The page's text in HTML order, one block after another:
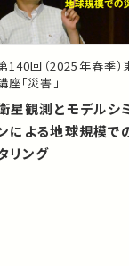
140回（2025年春季
座「災害」
星観測とモデルシ
による地球規模で
リング